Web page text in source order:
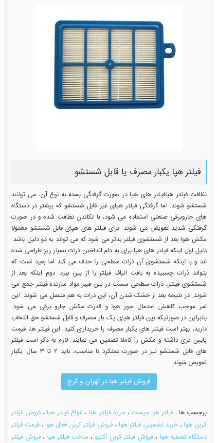
فیلتر هپا یکبار مصرف یا قابل شستشو
نظافت فیلتر هپافیلتر های هپا در صورت گرفتگی بسته به نوع آن، می توانند
شستشو شوند. اما گرفتگی فیلتر هپای غیر قابل شستشو که بیشتر در دستگاه
های جاروبرقی صنعتی استفاده می شود، با تکاندن نظافت شده و در صورت
گرفتگی شدید تعویض می شوند. برای فیلتر های هپای قابل شستشو معمولا
مکش هوا بعد از شستشوی فیلتر بدتر می شود که می تواند به دو دلیل باشد.
دلیل اول اینکه فیلتر های هپا برای به دام انداختن ذرات بسیار ریز طراحی شده
اند و با اینکه شستشوی آن ذرات سطحی را حذف می کند اما بعید است که
بتواند ذرات چسبیده به بافت الیاف فیلتر را از بین ببرد. دوم اینکه بعد از
شستشوی فیلتر، ذرات سطحی سست در بین فیبر مواد سازنده فیلتر جمع می
شوند. در نتیجه بعد از خشک شدن آن، این ذرات به هم متصل می شوند. این
امر موجب کاهش احتمال عبور هوا و قدرت مکش جارو برقی می شود.
بنابراین در صورتیکه بین فیلتر هپای یک بار مصرف و قابل شستشو حق انتخاب
دارید، بهتر است فیلتر های یکبار مصرف را خریداری کنید. این فیلتر ها، قیمت
پایین تری داشته و مکش را کاملا تضمین می نمایند. لازم به ذکر است فیلتر
های قابل شستشو نیز در صورت عملکرد نا مناسب، باید ۲ تا ۳ سال یکبار
تعویض شوند.
فروش فیلتر هپا در تهران و کرج
برچسب ها : فیلتر هپا چیست ،خرید فیلتر هپا، انواع فیلتر هپا ،فروش فیلتر
کربن هوا ،خرید تضمینی فیلتر هوا ،فروش فیلتر کربن فعال هوا، قیمت فیلتر
دستگاه تصفیه هوا ،فروش فیلتر کربن اکتیو ، ساخت فیلتر هپا ،فروش فیلتر